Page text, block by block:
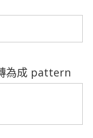
為成 pattern